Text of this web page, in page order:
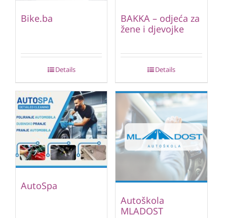
Bike.ba
Details
BAKKA – odjeća za
žene i djevojke
Details
AutoSpa
Autoškola
MLADOST